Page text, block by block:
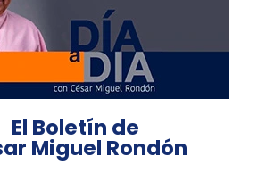
El Boletín de
Miguel Rondón